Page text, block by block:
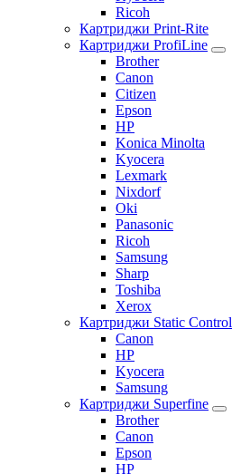
Ricoh
Картриджи Print-Rite
Картриджи ProfiLine
Brother
Canon
Citizen
Epson
HP
Konica Minolta
Kyocera
Lexmark
Nixdorf
Oki
Panasonic
Ricoh
Samsung
Sharp
Toshiba
Xerox
Картриджи Static Control
Canon
HP
Kyocera
Samsung
Картриджи Superfine
Brother
Canon
Epson
HP